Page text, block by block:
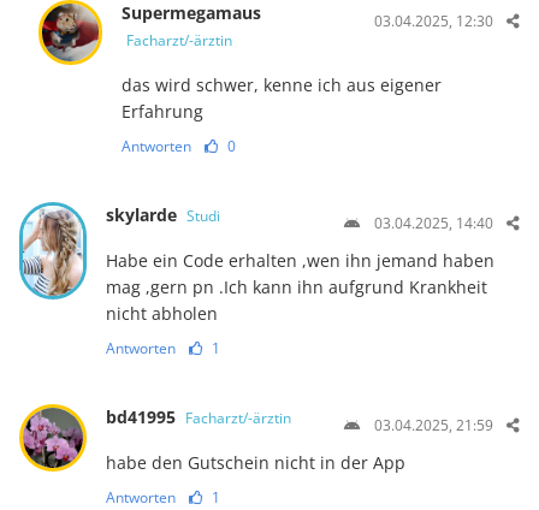
Supermegamaus
Facharzt/-ärztin
03.04.2025, 12:30
das wird schwer, kenne ich aus eigener
Erfahrung
Antworten 0
skylarde Studi 03.04.2025, 14:40
Habe ein Code erhalten ,wen ihn jemand haben
mag ,gern pn .Ich kann ihn aufgrund Krankheit
nicht abholen
Antworten 1
bd41995 Facharzt/-ärztin 03.04.2025, 21:59
habe den Gutschein nicht in der App
Antworten 1